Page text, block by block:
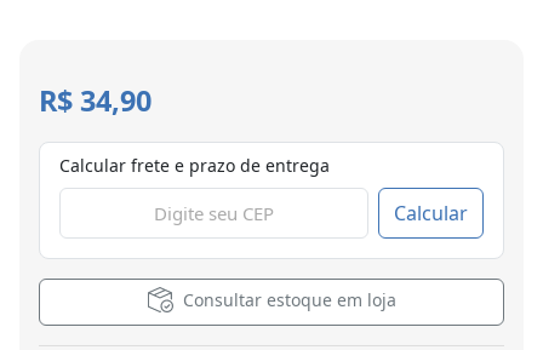
R$ 34,90
Calcular frete e prazo de entrega
Calcular
Consultar estoque em loja